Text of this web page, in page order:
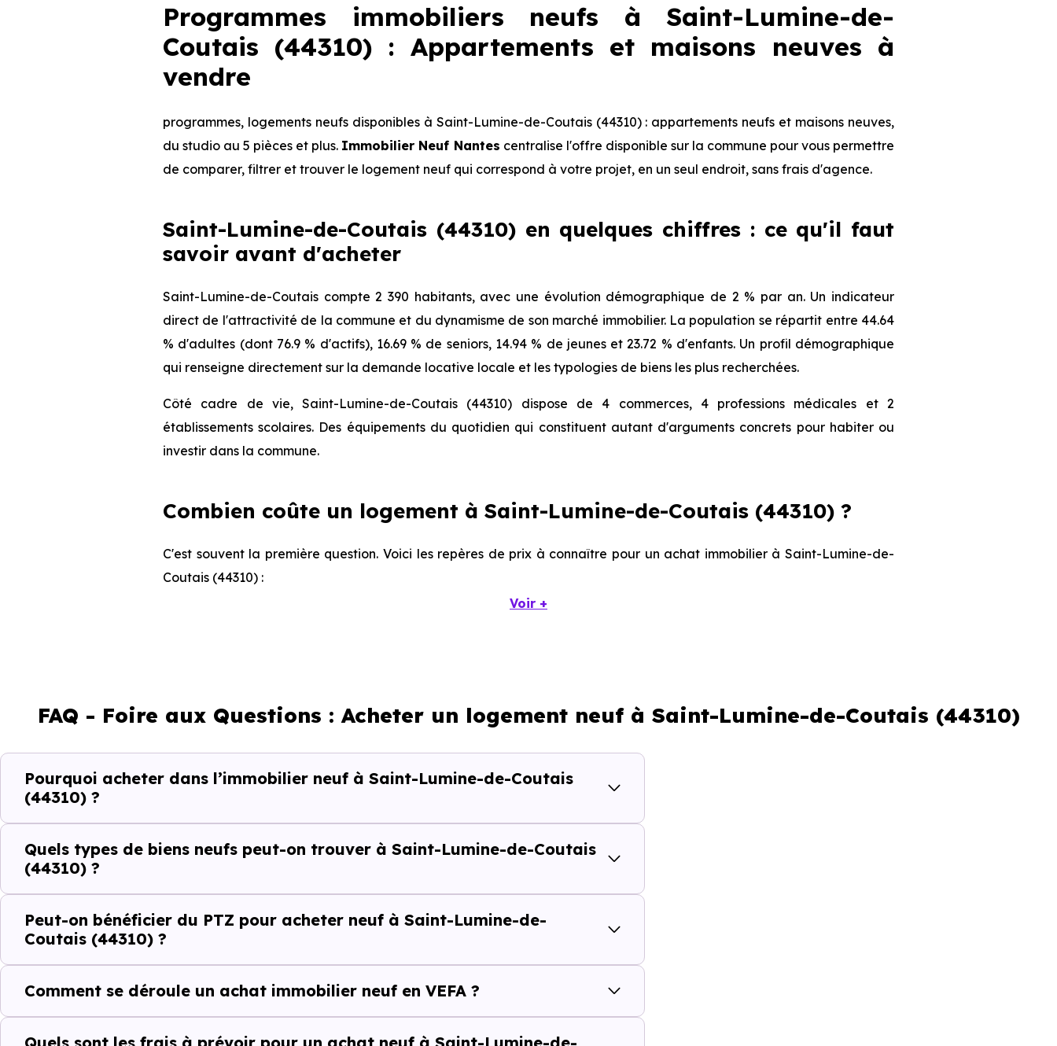
Programmes immobiliers neufs à Saint-Lumine-de-
Coutais (44310) : Appartements et maisons neuves à
vendre
programmes, logements neufs disponibles à Saint-Lumine-de-Coutais (44310) : appartements neufs et maisons neuves,
du studio au 5 pièces et plus. Immobilier Neuf Nantes centralise l'offre disponible sur la commune pour vous permettre
de comparer, filtrer et trouver le logement neuf qui correspond à votre projet, en un seul endroit, sans frais d'agence.
Saint-Lumine-de-Coutais (44310) en quelques chiffres : ce qu'il faut
savoir avant d'acheter
Saint-Lumine-de-Coutais compte 2 390 habitants, avec une évolution démographique de 2 % par an. Un indicateur
direct de l'attractivité de la commune et du dynamisme de son marché immobilier. La population se répartit entre 44.64
% d'adultes (dont 76.9 % d'actifs), 16.69 % de seniors, 14.94 % de jeunes et 23.72 % d'enfants. Un profil démographique
qui renseigne directement sur la demande locative locale et les typologies de biens les plus recherchées.
Côté cadre de vie, Saint-Lumine-de-Coutais (44310) dispose de 4 commerces, 4 professions médicales et 2
établissements scolaires. Des équipements du quotidien qui constituent autant d'arguments concrets pour habiter ou
investir dans la commune.
Combien coûte un logement à Saint-Lumine-de-Coutais (44310) ?
C'est souvent la première question. Voici les repères de prix à connaître pour un achat immobilier à Saint-Lumine-de-
Coutais (44310) :
Ces prix varient selon la localisation dans la commune, la surface, les prestations et le stade d'avancement du
programme. Notre moteur de recherche vous permet d'explorer et de filtrer l'ensemble des programmes disponibles à
Saint-Lumine-de-Coutais (44310) selon votre budget.
2.2 % de résidences secondaires.
Avec 81.5 % de propriétaires et [[PourcentageLocataires] % de locataires, Saint-Lumine-de-Coutais présente deux
indicateurs complémentaires : un marché de l'accession et un potentiel locatif à prendre en compte, pour tout projet
d'investissement ou d'achat de résidence principale..
Voir +
FAQ - Foire aux Questions : Acheter un logement neuf à Saint-Lumine-de-Coutais (44310)
Pourquoi acheter dans l’immobilier neuf à Saint-Lumine-de-Coutais
(44310) ?
Quels types de biens neufs peut-on trouver à Saint-Lumine-de-Coutais
(44310) ?
Peut-on bénéficier du PTZ pour acheter neuf à Saint-Lumine-de-
Coutais (44310) ?
Comment se déroule un achat immobilier neuf en VEFA ?